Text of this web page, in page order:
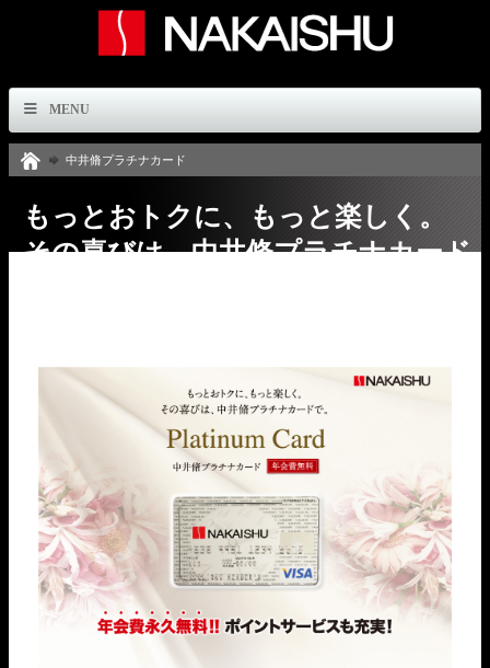
MENU
中井脩プラチナカード
もっとおトクに、もっと楽しく。
その喜びは、中井脩プラチナカード